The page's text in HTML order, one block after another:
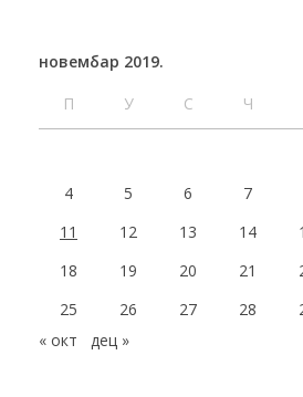
новембар 2019.
П
У С Ч
4
5 6 7
11
12 13 14
18
19 20 21
25
26 27 28
« окт
дец »